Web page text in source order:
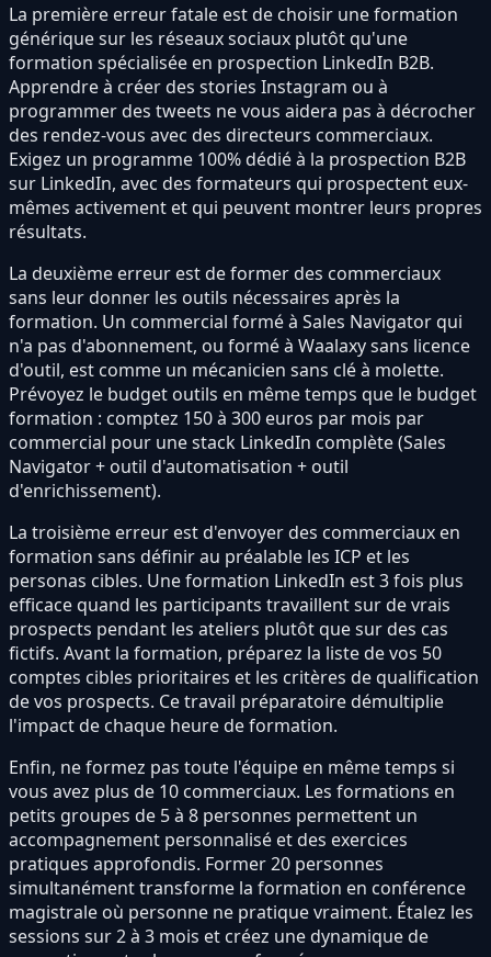
La première erreur fatale est de choisir une formation
générique sur les réseaux sociaux plutôt qu'une
formation spécialisée en prospection LinkedIn B2B.
Apprendre à créer des stories Instagram ou à
programmer des tweets ne vous aidera pas à décrocher
des rendez-vous avec des directeurs commerciaux.
Exigez un programme 100% dédié à la prospection B2B
sur LinkedIn, avec des formateurs qui prospectent eux-
mêmes activement et qui peuvent montrer leurs propres
résultats.
La deuxième erreur est de former des commerciaux
sans leur donner les outils nécessaires après la
formation. Un commercial formé à Sales Navigator qui
n'a pas d'abonnement, ou formé à Waalaxy sans licence
d'outil, est comme un mécanicien sans clé à molette.
Prévoyez le budget outils en même temps que le budget
formation : comptez 150 à 300 euros par mois par
commercial pour une stack LinkedIn complète (Sales
Navigator + outil d'automatisation + outil
d'enrichissement).
La troisième erreur est d'envoyer des commerciaux en
formation sans définir au préalable les ICP et les
personas cibles. Une formation LinkedIn est 3 fois plus
efficace quand les participants travaillent sur de vrais
prospects pendant les ateliers plutôt que sur des cas
fictifs. Avant la formation, préparez la liste de vos 50
comptes cibles prioritaires et les critères de qualification
de vos prospects. Ce travail préparatoire démultiplie
l'impact de chaque heure de formation.
Enfin, ne formez pas toute l'équipe en même temps si
vous avez plus de 10 commerciaux. Les formations en
petits groupes de 5 à 8 personnes permettent un
accompagnement personnalisé et des exercices
pratiques approfondis. Former 20 personnes
simultanément transforme la formation en conférence
magistrale où personne ne pratique vraiment. Étalez les
sessions sur 2 à 3 mois et créez une dynamique de